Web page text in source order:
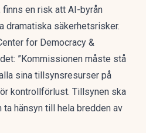
en risk att AI-byrån
dramatiska säkerhetsrisker.
for Democracy &
”Kommissionen måste stå
sina tillsynsresurser på
kontrollförlust. Tillsynen ska
ta hänsyn till hela bredden av